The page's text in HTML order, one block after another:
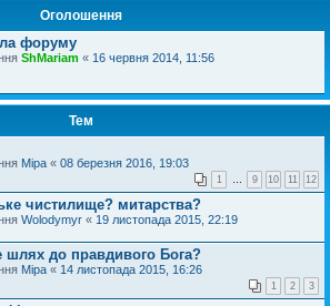
Оголошення
форуму
ShMariam « 16 червня 2014, 11:56
Тем
Міра « 08 березня 2016, 19:03
1 9 10 11 12
чистилище? митарства?
Wolodymyr « 19 листопада 2015, 22:19
шлях до правдивого Бога?
Міра « 14 листопада 2015, 16:26
1 2 3